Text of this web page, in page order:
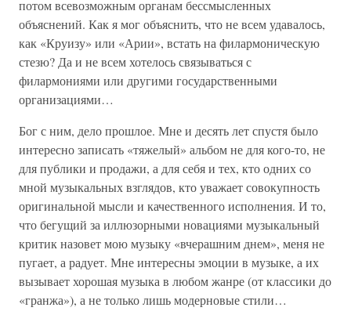
потом всевозможным органам бессмысленных
объяснений. Как я мог объяснить, что не всем удавалось,
как «Круизу» или «Арии», встать на филармоническую
стезю? Да и не всем хотелось связываться с
филармониями или другими государственными
организациями…
Бог с ним, дело прошлое. Мне и десять лет спустя было
интересно записать «тяжелый» альбом не для кого-то, не
для публики и продажи, а для себя и тех, кто одних со
мной музыкальных взглядов, кто уважает совокупность
оригинальной мысли и качественного исполнения. И то,
что бегущий за иллюзорными новациями музыкальный
критик назовет мою музыку «вчерашним днем», меня не
пугает, а радует. Мне интересны эмоции в музыке, а их
вызывает хорошая музыка в любом жанре (от классики до
«гранжа»), а не только лишь модерновые стили…